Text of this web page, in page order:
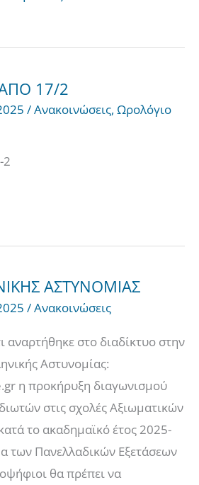
17/2
/Ανακοινώσεις, Ωρολόγιο
ΑΣΤΥΝΟΜΙΑΣ
/Ανακοινώσεις
αναρτήθηκε στο διαδίκτυο στην
Αστυνομίας:
η προκήρυξη διαγωνισμού
στις σχολές Αξιωματικών
το ακαδημαϊκό έτος 2025-
των Πανελλαδικών Εξετάσεων
θα πρέπει να